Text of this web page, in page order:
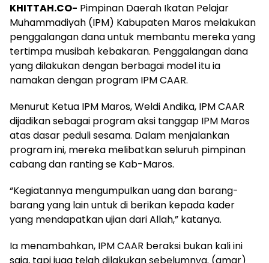
KHITTAH.CO- Pimpinan Daerah Ikatan Pelajar
Muhammadiyah (IPM) Kabupaten Maros melakukan
penggalangan dana untuk membantu mereka yang
tertimpa musibah kebakaran. Penggalangan dana
yang dilakukan dengan berbagai model itu ia
namakan dengan program IPM CAAR.
Menurut Ketua IPM Maros, Weldi Andika, IPM CAAR
dijadikan sebagai program aksi tanggap IPM Maros
atas dasar peduli sesama. Dalam menjalankan
program ini, mereka melibatkan seluruh pimpinan
cabang dan ranting se Kab-Maros.
“Kegiatannya mengumpulkan uang dan barang-
barang yang lain untuk di berikan kepada kader
yang mendapatkan ujian dari Allah,” katanya.
Ia menambahkan, IPM CAAR beraksi bukan kali ini
saja, tapi juga telah dilakukan sebelumnya. (amar)